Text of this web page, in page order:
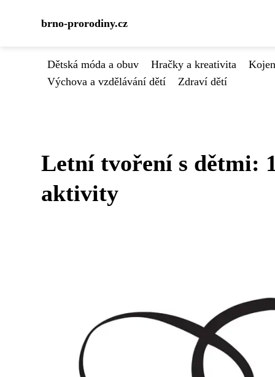
brno-prorodiny.cz
Dětská móda a obuv Hračky a kreativita
Výchova a vzdělávání dětí
Zdraví dětí
Letní tvoření s dětmi:
aktivity